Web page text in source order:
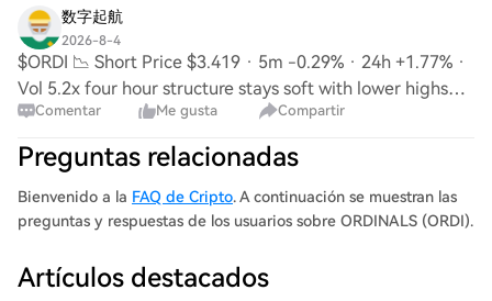
数字起航
2026-8-4
$ORDI 📉 Short Price $3.419 · 5m -0.29% · 24h +1.77% ·
Vol 5.2x four hour structure stays soft with lower highs
forming alongside heavy red candles and rising taker
selling pressure on the tape SL $3.4
Comentar Me gusta Compartir
Preguntas relacionadas
Bienvenido a la FAQ de Cripto. A continuación se muestran las
preguntas y respuestas de los usuarios sobre ORDINALS (ORDI).
Artículos destacados